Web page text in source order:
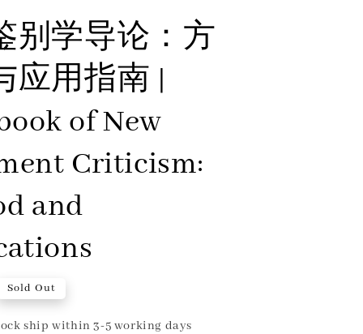
别学导论：方
应用指南 |
of New
Criticism:
and
Sold Out
ship within 3-5 working days